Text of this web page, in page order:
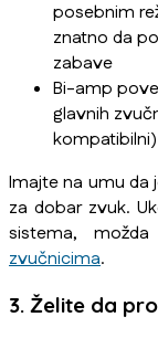
posebnim
znatno da
zabave
Bi-amp
glavnih
kompatibilni)
Imajte na umu da
za dobar zvuk.
sistema,
zvučnicima.
3. Želite da